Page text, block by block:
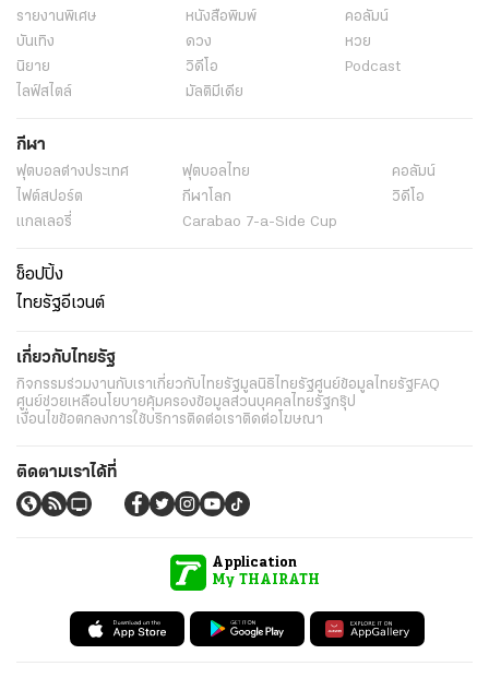
รายงานพิเศษ หนังสือพิมพ์
คอลัมน์
บันเทิง
ดวง
หวย
นิยาย
วิดีโอ
Podcast
ไลฟ์สไตล์
มัลติมีเดีย
กีฬา
ฟุตบอลต่่างประเทศ ฟุตบอลไทย
คอลัมน์
ไฟต์สปอร์ต
กีฬาโลก
วิดีโอ
แกลเลอรี่
Carabao 7-a-Side Cup
ช็อปปิ้ง
ไทยรัฐอีเวนต์
เกี่ยวกับไทยรัฐ
กิจกรรมร่วมงานกับเราเกี่ยวกับไทยรัฐมูลนิธิไทยรัฐศูนย์ข้อมูลไทยรัฐ FAQ
ศูนย์ช่วยเหลือนโยบายคุ้มครองข้อมูลส่วนบุคคลไทยรัฐกรุ๊ป
เงื่อนไขข้อตกลงการใช้บริการติดต่อเราติดต่อโฆษณา
ติดตามเราได้ที่
Application
My THAIRATH